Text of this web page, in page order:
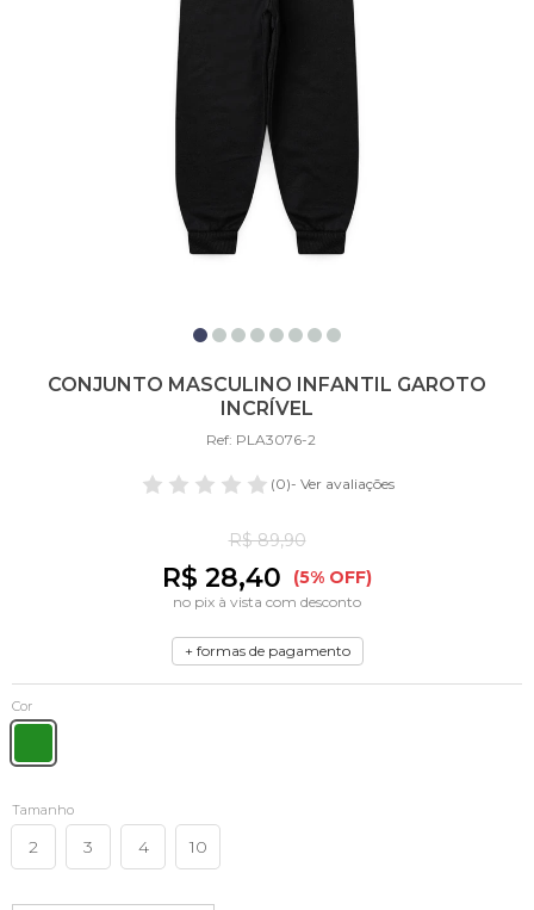
CONJUNTO MASCULINO INFANTIL GAROTO
INCRÍVEL
Ref: PLA3076-2
(0)- Ver avaliações
R$ 89,90
R$ 28,40 (5% OFF)
no pix à vista com desconto
+ formas de pagamento
Cor
Tamanho
2 3 4 10